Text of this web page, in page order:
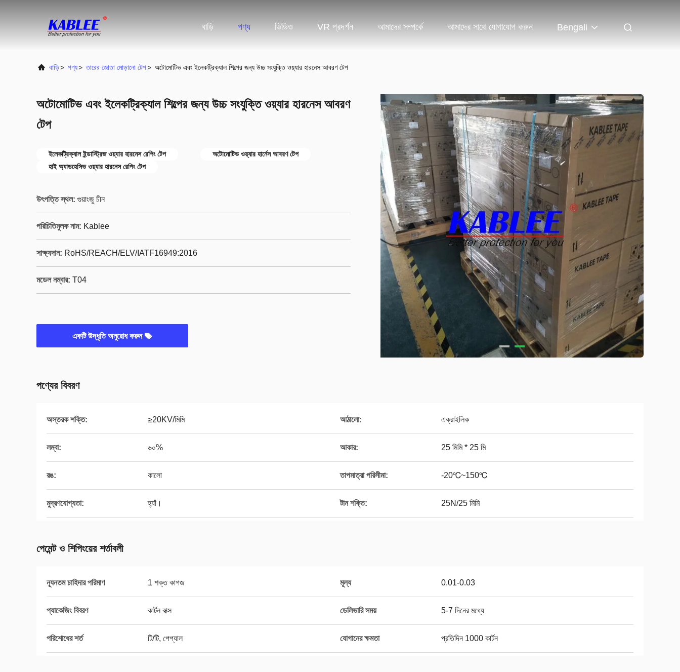
বাড়ি পণ্য ভিডিও VR প্রদর্শন আমাদের সম্পর্কে আমাদের সাথে যোগাযোগ করুন Bengali
বাড়ি> পণ্য> তারের জোতা মোড়ানো টেপ> অটোমোটিভ এবং ইলেকট্রিক্যাল শিল্পের জন্য উচ্চ সংযুক্তি ওয়্যার হারনেস আবরণ টেপ
অটোমোটিভ এবং ইলেকট্রিক্যাল শিল্পের জন্য উচ্চ সংযুক্তি ওয়্যার হারনেস আবরণ
টেপ
ইলেকট্রিক্যাল ইন্ডাস্ট্রিজ ওয়্যার হারনেস রেপিং টেপ
অটোমোটিভ ওয়্যার হার্নেস আবরণ টেপ
হাই অ্যাডহেসিভ ওয়্যার হারনেস রেপিং টেপ
উৎপত্তি স্থল: গুয়াংজু চীন
পরিচিতিমুলক নাম: Kablee
সাক্ষ্যদান: RoHS/REACH/ELV/IATF16949:2016
মডেল নম্বার: T04
একটি উদ্ধৃতি অনুরোধ করুন
পণ্যের বিবরণ
অস্তরক শক্তি: ≥20KV/মিমি আঠালো: এক্রাইলিক
লম্বা: ৬০% আকার: 25 মিমি * 25 মি
রঙ: কালো তাপমাত্রা পরিসীমা: -20℃~150℃
মুদ্রণযোগ্যতা: হ্যাঁ। টান শক্তি: 25N/25 মিমি
পেমেন্ট ও শিপিংয়ের শর্তাবলী
ন্যূনতম চাহিদার পরিমাণ 1 শক্ত কাগজ মূল্য 0.01-0.03
প্যাকেজিং বিবরণ কার্টন বাক্স ডেলিভারি সময় 5-7 দিনের মধ্যে
পরিশোধের শর্ত টি/টি, পেপ্যাল যোগানের ক্ষমতা প্রতিদিন 1000 কার্টন